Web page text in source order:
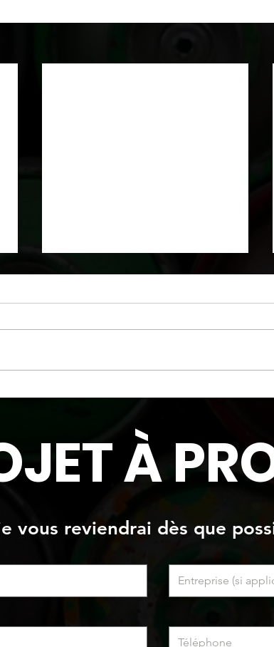
À
vous reviendrai dès que